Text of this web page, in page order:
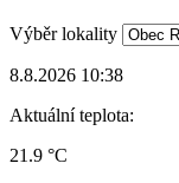
Výběr lokality
8.8.2026 10:38
Aktuální teplota:
21.9 °C